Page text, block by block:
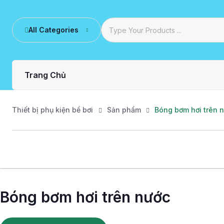
All Categories
Trang Chủ
Thiết bị phụ kiện bể bơi Sản phẩm Bóng bơm hơi trên
Bóng bơm hơi trên nước